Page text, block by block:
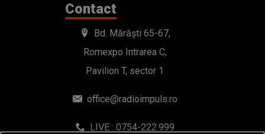
Contact
Bd. Mărăști 65-67,
Romexpo Intrarea C,
Pavilion T, sector 1
office@radioimpuls.ro
LIVE : 0754-222.999